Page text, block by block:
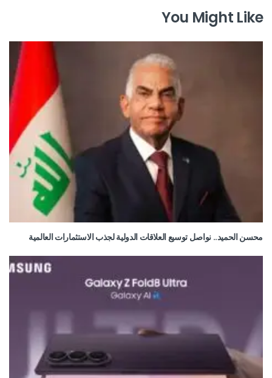
You Might Like
محسن الحميد.. نواصل توسيع العلاقات الدولية لجذب الاستثمارات العالمية